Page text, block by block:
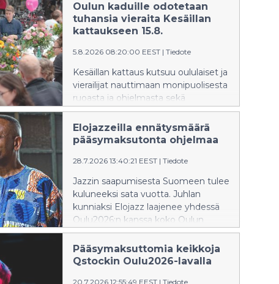
Oulun kaduille odotetaan
tuhansia vieraita Kesäillan
kattaukseen 15.8.
5.8.2026 08:20:00 EEST | Tiedote
Kesäillan kattaus kutsuu oululaiset ja
vierailijat nauttimaan monipuolisesta
ruoasta ja ohjelmasta sekä
yhdessäolosta kauniiden pöytien
ääreen lauantaina 15. elokuuta.
Tapahtuma on kaikille avoin,
Tapahtuma tuo muutoksia
liikennejärjestelyihin Oulun
keskustassa.
Elojazzeilla ennätysmäärä
pääsymaksutonta ohjelmaa
28.7.2026 13:40:21 EEST | Tiedote
Jazzin saapumisesta Suomeen tulee
kuluneeksi sata vuotta. Juhlan
kunniaksi Elojazz laajenee yhdessä
Oulu2026:n kanssa koko Oulun
keskustan kattavaksi nelipäiväiseksi
Elojazz Villageksi eli jazzkyläksi 30.7.–
2.8.
Pääsymaksuttomia keikkoja
Qstockin Oulu2026-lavalla
20.7.2026 12:55:49 EEST | Tiedote